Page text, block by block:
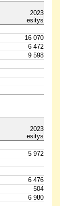
2023
esitys
16 070
6 472
9 598
2023
esitys
5 972
6 476
504
6 980